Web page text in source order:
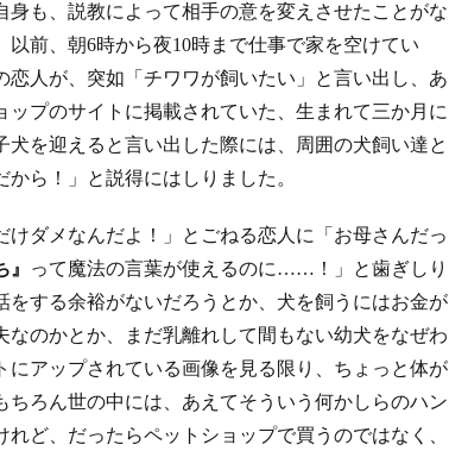
身も、説教によって相手の意を変えさせたことがな
以前、朝6時から夜10時まで仕事で家を空けてい
恋人が、突如「チワワが飼いたい」と言い出し、あ
ップのサイトに掲載されていた、生まれて三か月に
犬を迎えると言い出した際には、周囲の犬飼い達と
ら！」と説得にはしりました。
けダメなんだよ！」とごねる恋人に「お母さんだっ
って魔法の言葉が使えるのに……！」と歯ぎしり
をする余裕がないだろうとか、犬を飼うにはお金が
なのかとか、まだ乳離れして間もない幼犬をなぜわ
にアップされている画像を見る限り、ちょっと体が
ちろん世の中には、あえてそういう何かしらのハン
ど、だったらペットショップで買うのではなく、